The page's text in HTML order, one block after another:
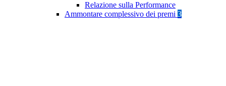
Relazione sulla Performance
Ammontare complessivo dei premi 3